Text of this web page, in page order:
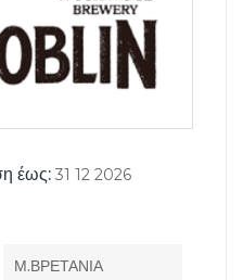
έως: 31 12 2026
Μ.ΒΡΕΤΑΝΙΑ